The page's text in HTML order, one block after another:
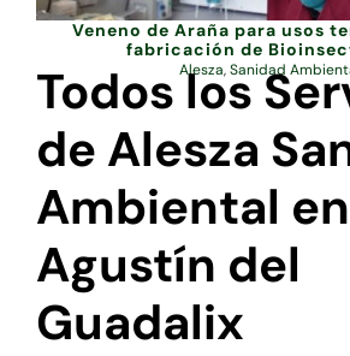
Veneno de Araña para usos
fabricación de
Alesza,Sanidad
Todos los
de Alesza
Ambiental
Agustín del
Guadalix